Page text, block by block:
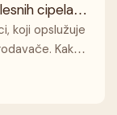
cipela
u plesnim
koji opslužuje
Kako